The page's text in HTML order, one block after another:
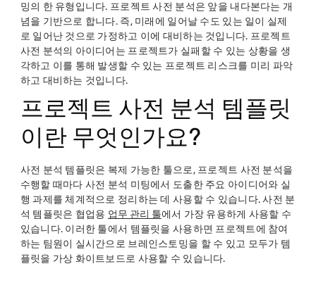
밍의 한 유형입니다. 프로젝트 사전 분석은 앞을 내다본다는 개
념을 기반으로 합니다. 즉, 미래에 일어날 수도 있는 일이 실제
로 일어난 것으로 가정하고 이에 대비하는 것입니다. 프로젝트
사전 분석의 아이디어는 프로젝트가 실패할 수 있는 상황을 생
각하고 이를 통해 발생할 수 있는 프로젝트 리스크를 미리 파악
하고 대비하는 것입니다.
프로젝트 사전 분석 템플릿
이란 무엇인가요?
사전 분석 템플릿은 복제 가능한 툴으로, 프로젝트 사전 분석을
수행할 때마다 사전 분석 미팅에서 도출한 주요 아이디어와 실
행 과제를 체계적으로 정리하는 데 사용할 수 있습니다. 사전 분
석 템플릿은 협업용 업무 관리 툴에서 가장 유용하게 사용할 수
있습니다. 이러한 툴에서 템플릿을 사용하면 프로젝트에 참여
하는 팀원이 실시간으로 브레인스토밍을 할 수 있고 모두가 템
플릿을 가상 화이트보드로 사용할 수 있습니다.